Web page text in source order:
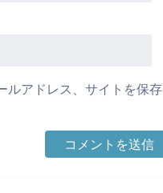
ルアドレス、サイトを保存